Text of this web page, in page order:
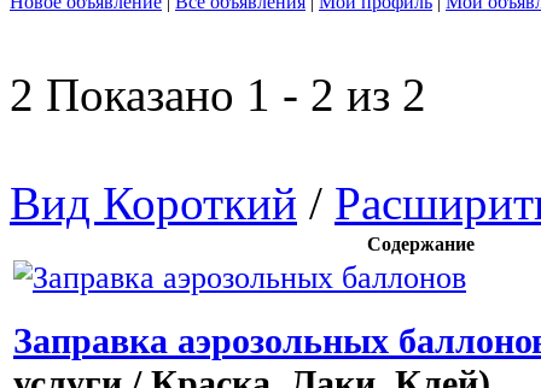
2 Показано 1 - 2 из 2
Вид Короткий /
Содержание
Заправка аэрозольных